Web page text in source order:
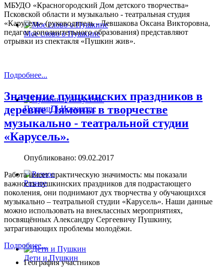
Мое слово о Пушкине
Пушкин в Искусстве
Разное
Дети и Пушкин
МБУДО «Красногородский Дом детского творчества»
Псковской области и музыкально - театральная студия
«Карусель» (руководитель - Левшакова Оксана Викторовна,
педагог дополнительного образования) представляют
отрывки из спектакля «Пушкин жив».
Подробнее...
Значение пушкинских праздников в
деревне Лямоны в творчестве
музыкально - театральной студии
«Карусель».
Опубликовано: 09.02.2017
Работа имеет практическую значимость: мы показали
важность пушкинских праздников для подрастающего
поколения, они поднимают дух творчества у обучающихся
музыкально – театральной студии «Карусель». Наши данные
можно использовать на внеклассных мероприятиях,
посвящённых Александру Сергеевичу Пушкину,
затрагивающих проблемы молодёжи.
Подробнее...
География участников